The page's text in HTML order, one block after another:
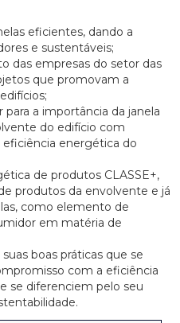
eficientes, dando a
e sustentáveis;
das empresas do setor das
que promovam a
a importância da janela
do edifício com
energética do
de produtos CLASSE+,
produtos da envolvente e já
como elemento de
em matéria de
boas práticas que se
com a eficiência
se diferenciem pelo seu